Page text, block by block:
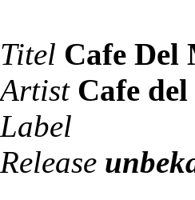
Titel Cafe Del
Artist Cafe
Label
Release